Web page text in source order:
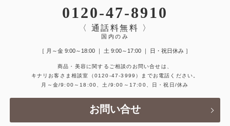
0120-47-8910
〈 通話料無料 〉
国内のみ
［ 月～金 9:00～18:00 ｜ 土 9:00～17:00 ｜ 日・祝日休み ］
商品・美容に関するご相談のお問い合せは、
キナリお客さま相談室
（0120-47-3999）
までお電話ください。
月～金/9:00～18:00、土/9:00～17:00、日・祝日/休み
お問い合せ